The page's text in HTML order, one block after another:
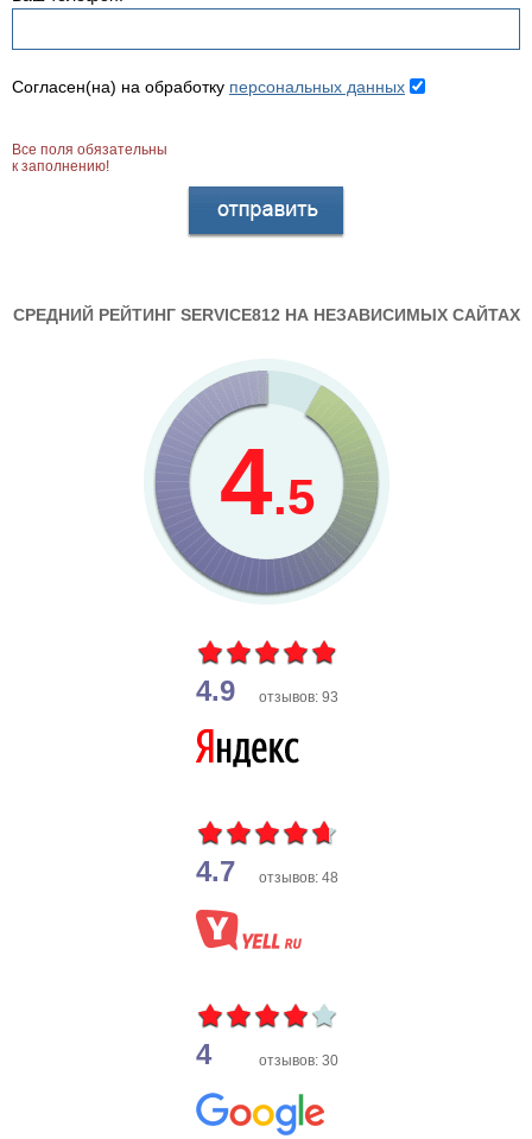
Согласен(на) на обработку персональных данных
Все поля обязательны
к заполнению!
СРЕДНИЙ РЕЙТИНГ SERVICE812 НА НЕЗАВИСИМЫХ САЙТАХ
4.5
4.9 отзывов: 93
4.7 отзывов: 48
4 отзывов: 30